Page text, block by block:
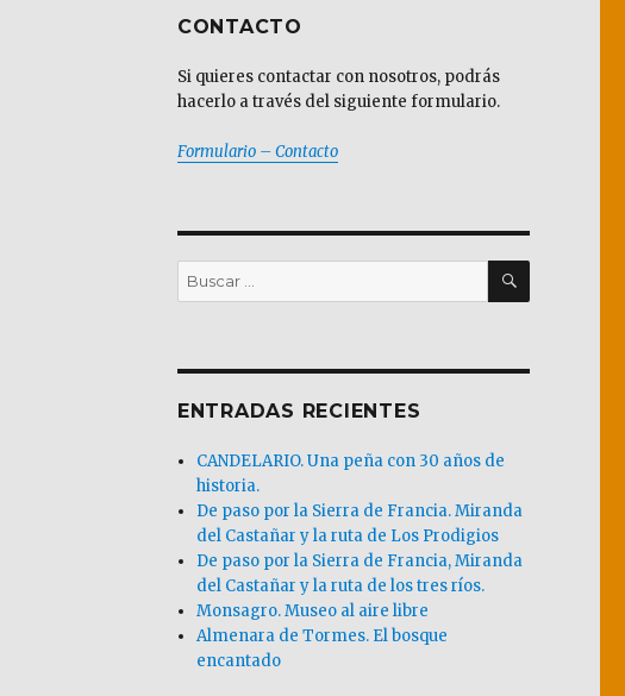
CONTACTO
Si quieres contactar con nosotros, podrás
hacerlo a través del siguiente formulario.
Formulario – Contacto
Buscar
por:
BUSCAR
ENTRADAS RECIENTES
CANDELARIO. Una peña con 30 años de
historia.
De paso por la Sierra de Francia. Miranda
del Castañar y la ruta de Los Prodigios
De paso por la Sierra de Francia, Miranda
del Castañar y la ruta de los tres ríos.
Monsagro. Museo al aire libre
Almenara de Tormes. El bosque
encantado